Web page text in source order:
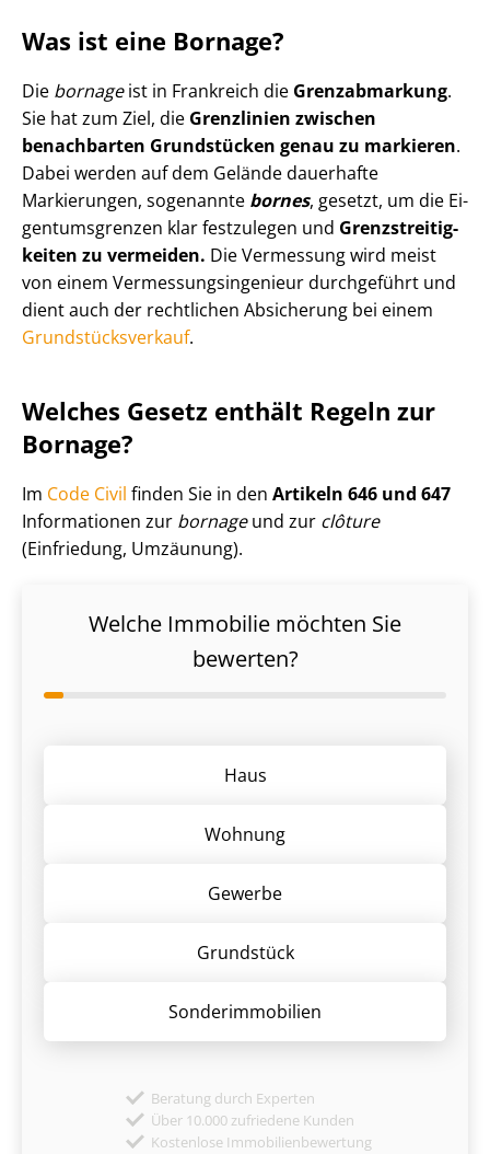
Was ist eine Bornage?
Die bornageist in Frankreich die Grenzabmarkung.
Sie hat zum Ziel, die Grenzlinien zwischen
benachbarten Grundstücken genau zu markieren.
Dabei werden auf dem Gelände dauerhafte
Markierungen, sogenannte bornes, gesetzt, um die Ei­
gen­tums­gren­zen klar festzulegen und Grenz­strei­tig­
kei­ten zu vermeiden. Die Vermessung wird meist
von einem Ver­mes­sungs­in­ge­nieur durchgeführt und
dient auch der rechtlichen Absicherung bei einem
Grund­stücks­ver­kauf.
Welches Gesetz enthält Regeln zur
Bornage?
Im Code Civil finden Sie in den Artikeln 646 und 647
Informationen zur bornageund zur clôture
(Einfriedung, Umzäunung).
Welche Immobilie möchten Sie
bewerten?
Haus
Wohnung
Gewerbe
Grund­stück
Sonder­immobilien
Beratung durch Experten
Über 10.000 zufriedene Kunden
Kostenlose Immobilienbewertung